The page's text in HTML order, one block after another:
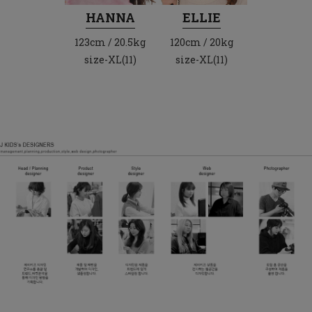
HANNA
123cm / 20.5kg
size-XL(11)
ELLIE
120cm / 20kg
size-XL(11)